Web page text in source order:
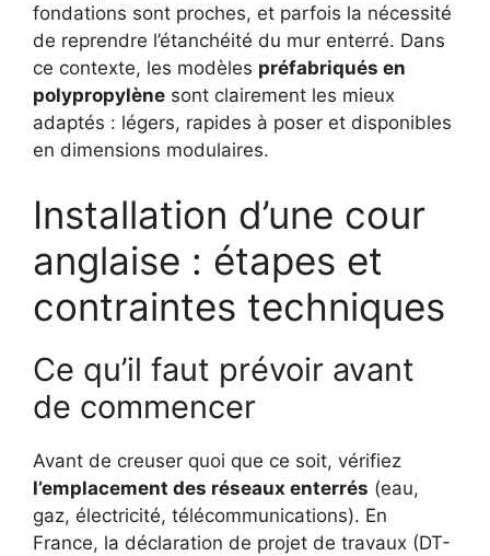
fondations sont proches, et parfois la nécessité
de reprendre l’étanchéité du mur enterré. Dans
ce contexte, les modèles préfabriqués en
polypropylène sont clairement les mieux
adaptés : légers, rapides à poser et disponibles
en dimensions modulaires.
Installation d’une cour
anglaise : étapes et
contraintes techniques
Ce qu’il faut prévoir avant
de commencer
Avant de creuser quoi que ce soit, vérifiez
l’emplacement des réseaux enterrés (eau,
gaz, électricité, télécommunications). En
France, la déclaration de projet de travaux (DT-